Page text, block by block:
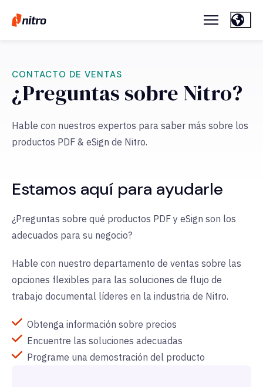
CONTACTO DE VENTAS
¿Preguntas sobre Nitro?
Hable con nuestros expertos para saber más sobre los
productos PDF & eSign de Nitro.
Estamos aquí para ayudarle
¿Preguntas sobre qué productos PDF y eSign son los
adecuados para su negocio?
Hable con nuestro departamento de ventas sobre las
opciones flexibles para las soluciones de flujo de
trabajo documental líderes en la industria de Nitro.
Obtenga información sobre precios
Encuentre las soluciones adecuadas
Programe una demostración del producto